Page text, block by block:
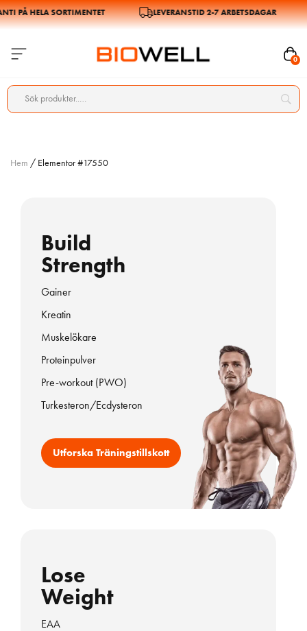
PÅ HELA SORTIMENTET LEVERANSTID 2-7 ARBETSDAGAR
0
Hem / Elementor #17550
Build
Strength
Gainer
Kreatin
Muskelökare
Proteinpulver
Pre-workout (PWO)
Turkesteron/Ecdysteron
Utforska Träningstillskott
Lose
Weight
EAA